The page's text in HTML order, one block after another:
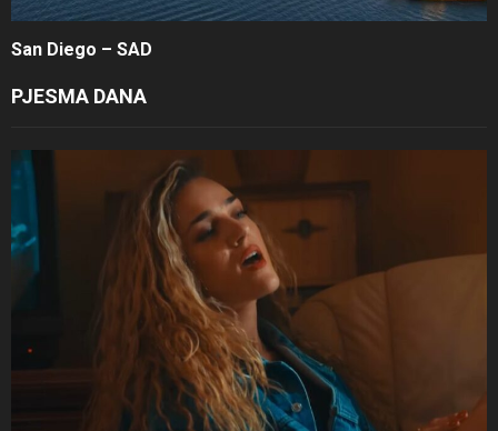
San Diego – SAD
PJESMA DANA